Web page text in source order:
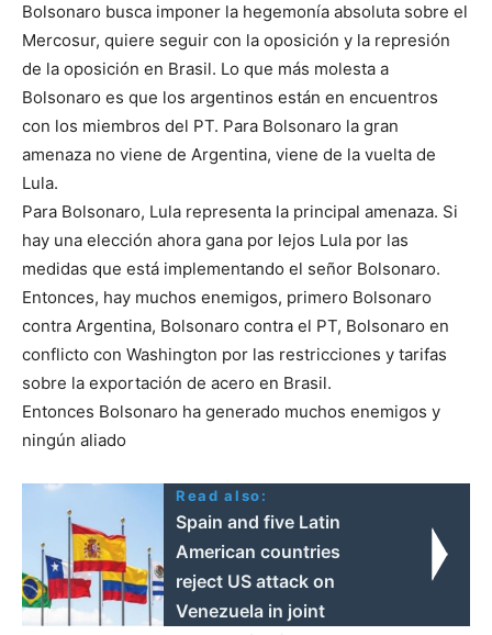
Bolsonaro busca imponer la hegemonía absoluta sobre el
Mercosur, quiere seguir con la oposición y la represión
de la oposición en Brasil. Lo que más molesta a
Bolsonaro es que los argentinos están en encuentros
con los miembros del PT. Para Bolsonaro la gran
amenaza no viene de Argentina, viene de la vuelta de
Lula.
Para Bolsonaro, Lula representa la principal amenaza. Si
hay una elección ahora gana por lejos Lula por las
medidas que está implementando el señor Bolsonaro.
Entonces, hay muchos enemigos, primero Bolsonaro
contra Argentina, Bolsonaro contra el PT, Bolsonaro en
conflicto con Washington por las restricciones y tarifas
sobre la exportación de acero en Brasil.
Entonces Bolsonaro ha generado muchos enemigos y
ningún aliado
Read also:
Spain and five Latin
American countries
reject US attack on
Venezuela in joint